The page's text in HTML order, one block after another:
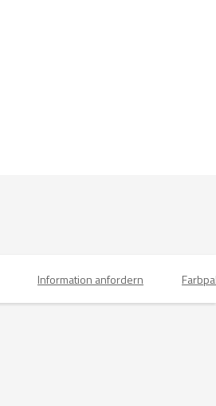
Information anfordern